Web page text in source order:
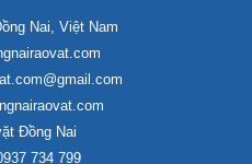
Nai, Việt Nam
Đồng Nai
734 799